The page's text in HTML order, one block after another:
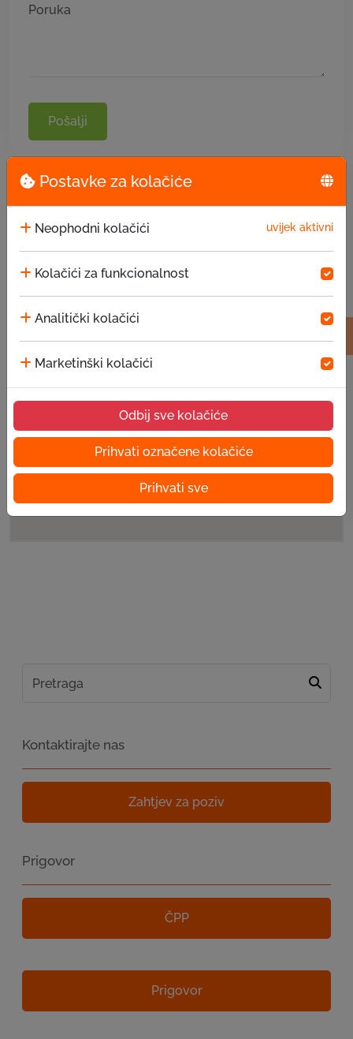
Postavke za kolačiće
Neophodni kolačići uvijek aktivni
Kolačići za funkcionalnost
Analitički kolačići
Marketinški kolačići
Odbij sve kolačiće
Prihvati označene kolačiće
Prihvati sve
Pošalji
Kontaktirajte nas
Zahtjev za poziv
Prigovor
ČPP
Prigovor